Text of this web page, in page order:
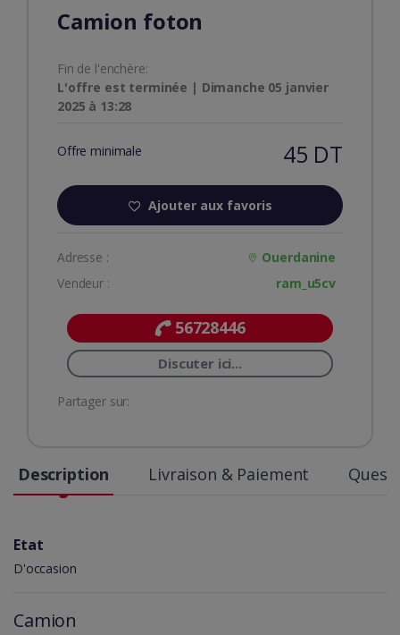
Camion foton
Fin de l'enchère:
L'offre est terminée | Dimanche 05 janvier
2025 à 13:28
Offre minimale 45 DT
Ajouter aux favoris
Adresse :
Ouerdanine
Vendeur :
ram_u5cv
56728446
Discuter ici...
Partager sur:
Description Livraison & Paiement
Etat
D'occasion
Camion